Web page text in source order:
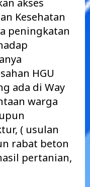
akses
Kesehatan
peningkatan
HGU
ada di Way
warga
( usulan
rabat beton
pertanian,